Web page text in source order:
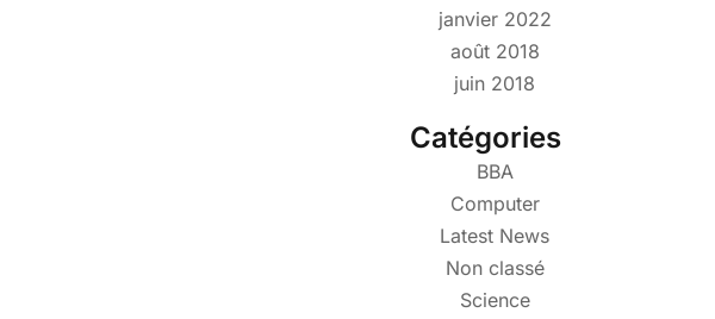
janvier 2022
août 2018
juin 2018
Catégories
BBA
Computer
Latest News
Non classé
Science